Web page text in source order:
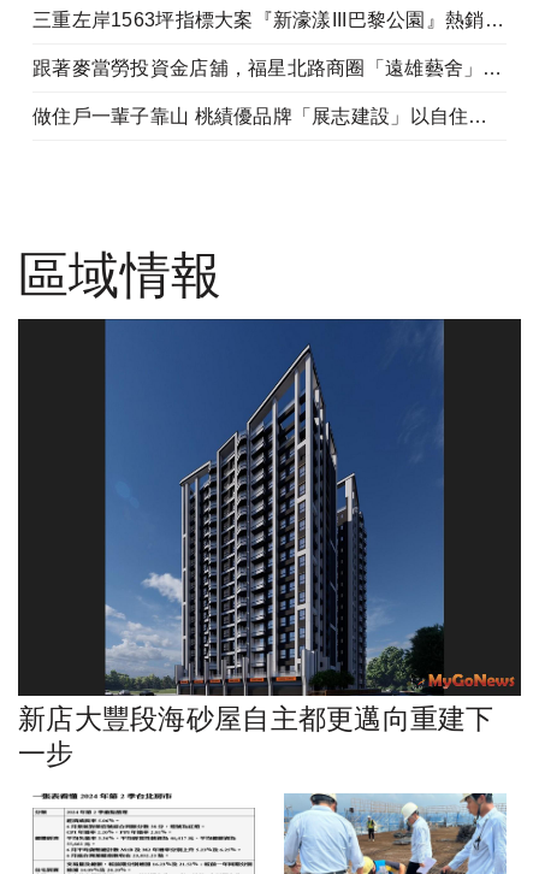
三重左岸1563坪指標大案『新濠漾III巴黎公園』熱銷開工
跟著麥當勞投資金店舖，福星北路商圈「遠雄藝舍」金店炙手可熱
做住戶一輩子靠山 桃績優品牌「展志建設」以自住心蓋房
區域情報
新店大豐段海砂屋自主都更邁向重建下
一步